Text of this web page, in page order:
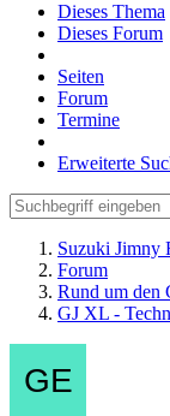
Dieses Thema
Dieses Forum
Seiten
Forum
Termine
Erweiterte
Suzuki Jimny
Forum
Rund um den
GJ XL -